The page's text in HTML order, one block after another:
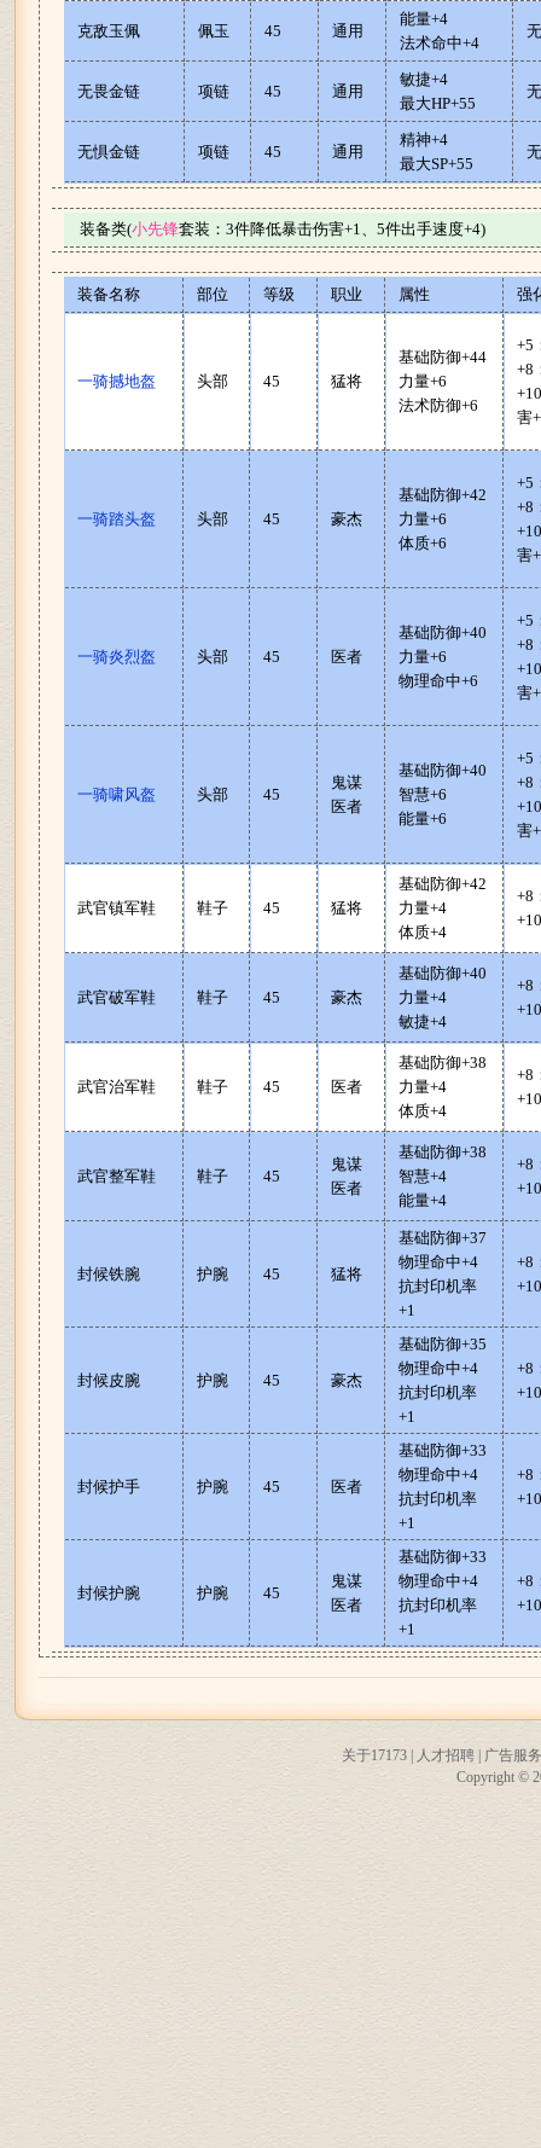
克敌玉佩 佩玉 45 通用
能量+4
法术命中+4
无
无畏金链 项链 45 通用
敏捷+4
最大HP+55
无
无惧金链 项链 45 通用
精神+4
最大SP+55
无
装备类(小先锋套装：3件降低暴击伤害+1、5件出手速度+4)
装备名称 部位 等级 职业 属性 强
一骑撼地盔 头部 45 猛将
基础防御+44
力量+6
法术防御+6
+5
+8
害
一骑踏头盔 头部 45 豪杰
基础防御+42
力量+6
体质+6
+5
+8
害
一骑炎烈盔 头部 45 医者
基础防御+40
力量+6
物理命中+6
+5
+8
害
一骑啸风盔 头部 45
鬼谋
医者
基础防御+40
智慧+6
能量+6
+5
+8
害
武官镇军鞋 鞋子 45 猛将
基础防御+42
力量+4
体质+4
+8
武官破军鞋 鞋子 45 豪杰
基础防御+40
力量+4
敏捷+4
+8
武官治军鞋 鞋子 45 医者
基础防御+38
力量+4
体质+4
+8
武官整军鞋 鞋子 45
鬼谋
医者
基础防御+38
智慧+4
能量+4
+8
封候铁腕 护腕 45 猛将
基础防御+37
物理命中+4
抗封印机率
+1
+8
封候皮腕 护腕 45 豪杰
基础防御+35
物理命中+4
抗封印机率
+1
+8
封候护手 护腕 45 医者
基础防御+33
物理命中+4
抗封印机率
+1
+8
封候护腕 护腕 45
鬼谋
医者
基础防御+33
物理命中+4
抗封印机率
+1
+8
关于17173 人才招聘
广告服务
Copyright ©